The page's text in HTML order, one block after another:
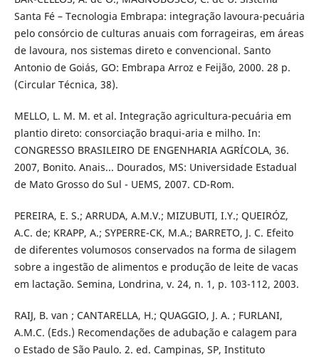
Santa Fé – Tecnologia Embrapa: integração lavoura-pecuária
pelo consórcio de culturas anuais com forrageiras, em áreas
de lavoura, nos sistemas direto e convencional. Santo
Antonio de Goiás, GO: Embrapa Arroz e Feijão, 2000. 28 p.
(Circular Técnica, 38).
MELLO, L. M. M. et al. Integração agricultura-pecuária em
plantio direto: consorciação braqui-aria e milho. In:
CONGRESSO BRASILEIRO DE ENGENHARIA AGRÍCOLA, 36.
2007, Bonito. Anais... Dourados, MS: Universidade Estadual
de Mato Grosso do Sul - UEMS, 2007. CD-Rom.
PEREIRA, E. S.; ARRUDA, A.M.V.; MIZUBUTI, I.Y.; QUEIRÓZ,
A.C. de; KRAPP, A.; SYPERRE-CK, M.A.; BARRETO, J. C. Efeito
de diferentes volumosos conservados na forma de silagem
sobre a ingestão de alimentos e produção de leite de vacas
em lactação. Semina, Londrina, v. 24, n. 1, p. 103-112, 2003.
RAIJ, B. van ; CANTARELLA, H.; QUAGGIO, J. A. ; FURLANI,
A.M.C. (Eds.) Recomendações de adubação e calagem para
o Estado de São Paulo. 2. ed. Campinas, SP, Instituto